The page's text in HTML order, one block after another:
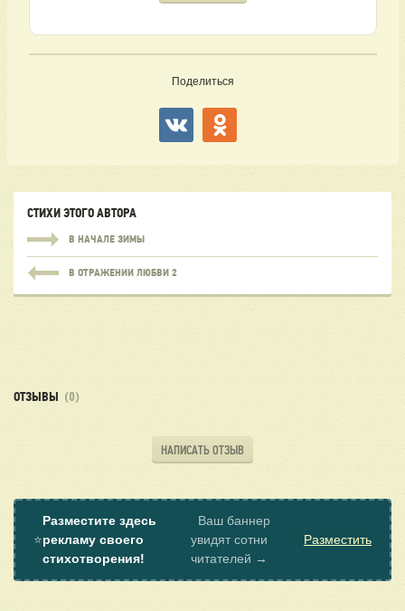
Поделиться
СТИХИ ЭТОГО АВТОРА
В НАЧАЛЕ ЗИМЫ
В ОТРАЖЕНИИ ЛЮБВИ 2
ОТЗЫВЫ (0)
НАПИСАТЬ ОТЗЫВ
⭐
Разместите здесь
рекламу своего
стихотворения!
Ваш баннер
увидят сотни
читателей →
Разместить